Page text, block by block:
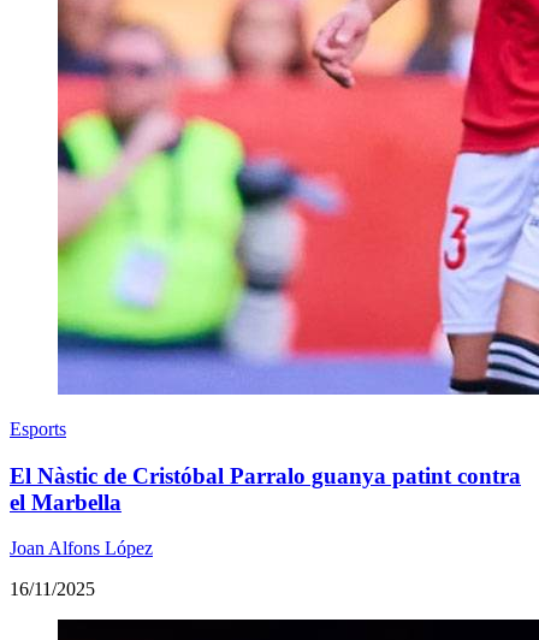
Esports
El Nàstic de Cristóbal Parralo guanya patint contra
el Marbella
Joan Alfons López
16/11/2025